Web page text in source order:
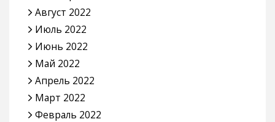
Август 2022
Июль 2022
Июнь 2022
Май 2022
Апрель 2022
Март 2022
Февраль 2022